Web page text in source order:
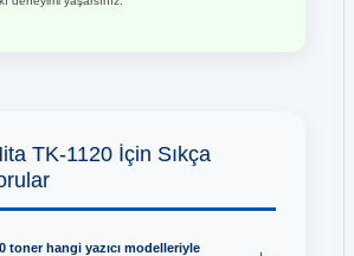
TK-1120 İçin Sıkça
toner hangi yazıcı modelleriyle